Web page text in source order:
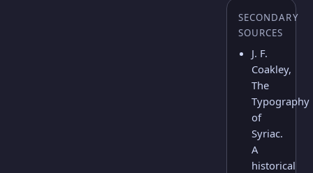
SECONDARY
SOURCES
J. F.
Coakley,
The
Typography
of
Syriac.
A
historical